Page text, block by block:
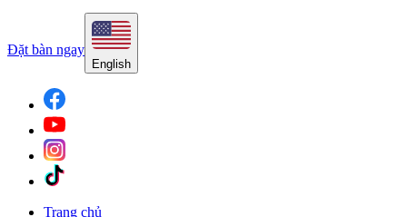
Đặt bàn ngay
English
Trang chủ